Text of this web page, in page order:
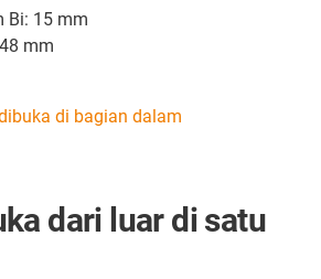
Bi: 15 mm
mm
di bagian dalam
dari luar di satu